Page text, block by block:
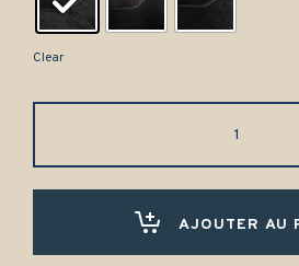
Clear
AJOUTER AU